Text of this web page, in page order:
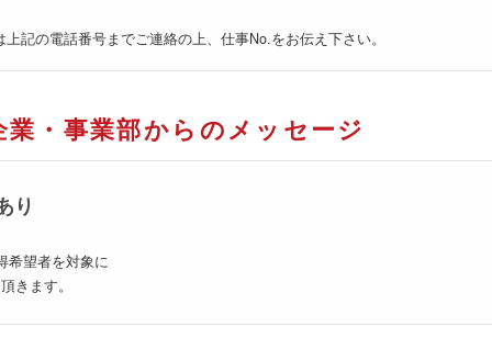
記の電話番号までご連絡の上、仕事No.をお伝え下さい。
業・事業部からのメッセージ
り
希望者を対象に
きます。